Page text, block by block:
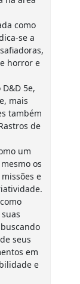
como
se a
horror e
5e,
mais
também
de
um
os
e
seus
em
e